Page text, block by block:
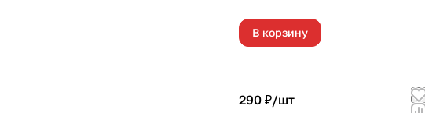
В корзину
290 ₽/шт